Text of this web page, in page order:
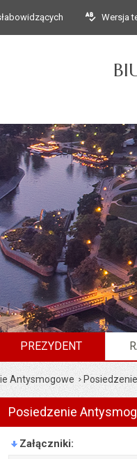
Wersja
PREZYDENT
Antysmogowe
Posiedzenie
Załączniki